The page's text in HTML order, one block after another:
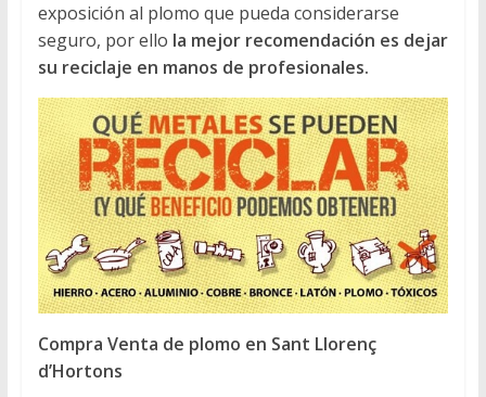
exposición al plomo que pueda considerarse
seguro, por ello la mejor recomendación es dejar
su reciclaje en manos de profesionales.
Compra Venta de plomo en Sant Llorenç
d’Hortons